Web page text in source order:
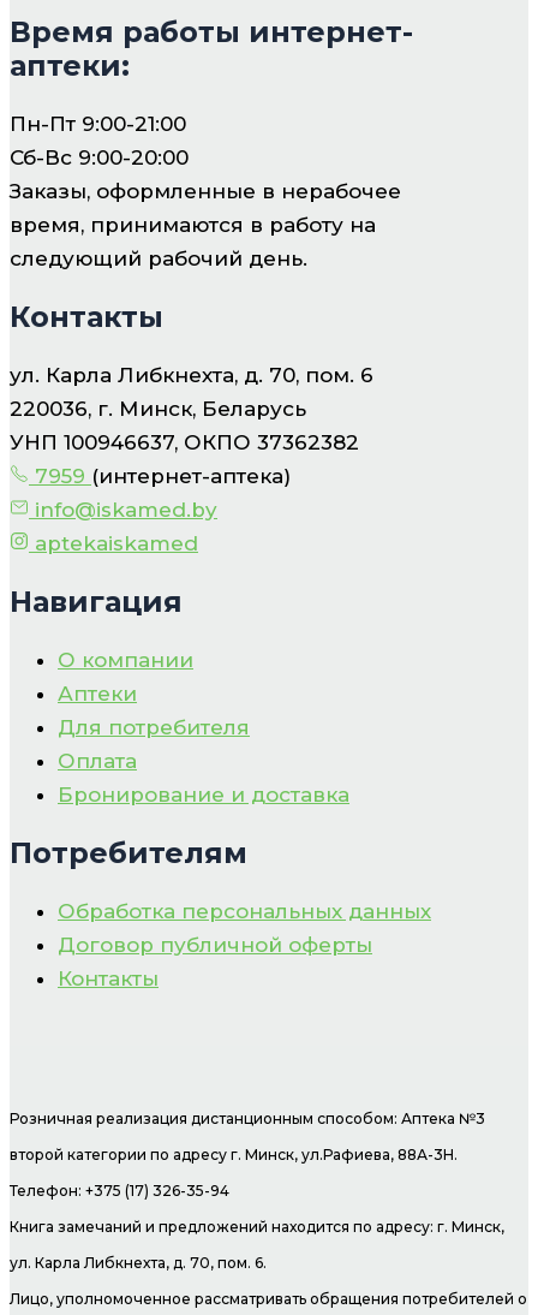
Время работы интернет-
аптеки:
Пн-Пт 9:00-21:00
Сб-Вс 9:00-20:00
Заказы, оформленные в нерабочее
время, принимаются в работу на
следующий рабочий день.
Контакты
ул. Карла Либкнехта, д. 70, пом. 6
220036, г. Минск, Беларусь
УНП 100946637, ОКПО 37362382
7959 (интернет-аптека)
info@iskamed.by
aptekaiskamed
Навигация
О компании
Аптеки
Для потребителя
Оплата
Бронирование и доставка
Потребителям
Обработка персональных данных
Договор публичной оферты
Контакты
Розничная реализация дистанционным способом: Аптека №3
второй категории по адресу г. Минск, ул.Рафиева, 88А-3Н.
Телефон: +375 (17) 326-35-94
Книга замечаний и предложений находится по адресу: г. Минск,
ул. Карла Либкнехта, д. 70, пом. 6.
Лицо, уполномоченное рассматривать обращения потребителей о